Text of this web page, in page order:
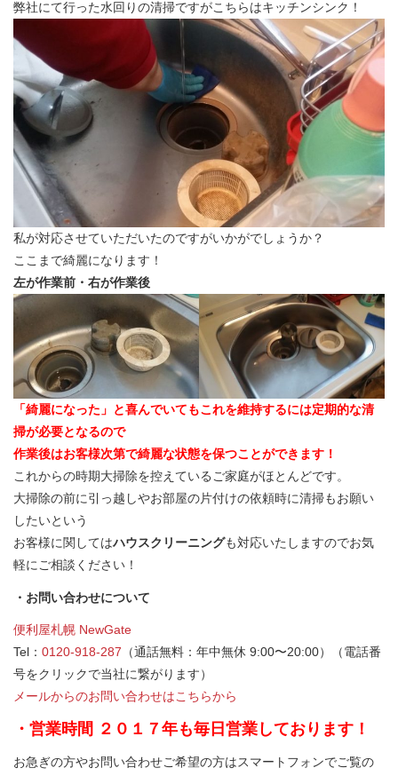
弊社にて行った水回りの清掃ですがこちらはキッチンシンク！
私が対応させていただいたのですがいかがでしょうか？
ここまで綺麗になります！
左が作業前・右が作業後
「綺麗になった」と喜んでいてもこれを維持するには定期的な清
掃が必要となるので
作業後はお客様次第で綺麗な状態を保つことができます！
これからの時期大掃除を控えているご家庭がほとんどです。
大掃除の前に引っ越しやお部屋の片付けの依頼時に清掃もお願い
したいという
お客様に関してはハウスクリーニングも対応いたしますのでお気
軽にご相談ください！
・お問い合わせについて
便利屋札幌 NewGate
Tel： 0120-918-287 （通話無料：年中無休 9:00〜20:00）（電話番
号をクリックで当社に繋がります）
メールからのお問い合わせはこちらから
・営業時間 ２０１７年も毎日営業しております！
お急ぎの方やお問い合わせご希望の方はスマートフォンでご覧の